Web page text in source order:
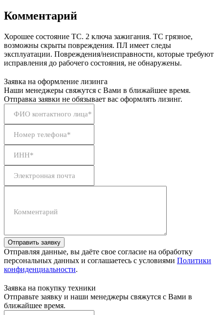
Комментарий
Хорошее состояние ТС. 2 ключа зажигания. ТС грязное,
возможны скрыты повреждения. ПЛ имеет следы
эксплуатации. Повреждения/неисправности, которые требуют
исправления до рабочего состояния, не обнаружены.
Заявка на оформление лизинга
Наши менеджеры свяжутся с Вами в ближайшее время.
Отправка заявки не обязывает вас оформлять лизинг.
ФИО контактного лица*
Номер телефона*
ИНН*
Электронная почта
Комментарий
Отправить заявку
Отправляя данные, вы даёте свое согласие на обработку
персональных данных и соглашаетесь с условиями Политики
конфиденциальности.
Заявка на покупку техники
Отправьте заявку и наши менеджеры свяжутся с Вами в
ближайшее время.